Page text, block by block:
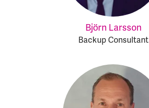
Björn Larsson
Backup Consultant